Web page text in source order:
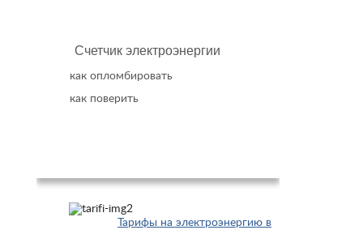
Счетчик электроэнергии
как опломбировать
как поверить
Тарифы на электроэнергию в